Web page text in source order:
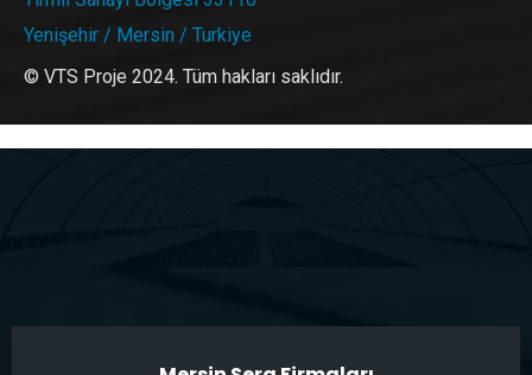
Yenişehir / Mersin / Turkiye
© VTS Proje 2024. Tüm hakları saklıdır.